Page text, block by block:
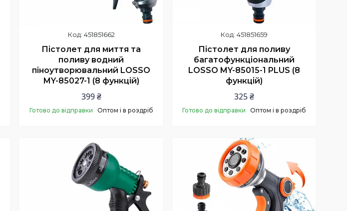
451851662
Пістолет для миття та
поливу водний
піноутворювальний LOSSO
MY-85027-1 (8 функцій)
399 ₴
Готово до відправки Оптом і в роздріб
Купити
451851659
Пістолет для поливу
багатофункціональний
LOSSO MY-85015-1 PLUS (8
функцій)
325 ₴
Готово до відправки Оптом і в роздріб
Купити